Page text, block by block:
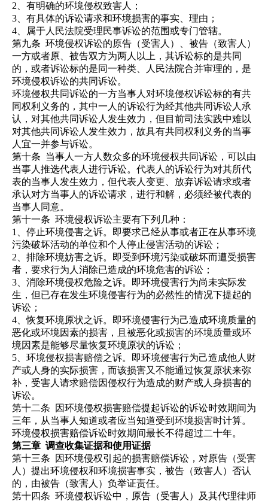
2 、有明确的环境侵权致害人；
3 、有具体的诉讼请求和环境损害的事实、理由；
4、属于人民法院受理民事诉讼的范围或专门管辖。
第九条 环境侵权诉讼的原告（受害人）、被告（致害人）
一方或者原、被告双方为两人以上，其诉讼标的是共同
的，或者诉讼标的是同一种类、人民法院合并审理的，是
环境侵权诉讼的共同诉讼。
环境侵权共同诉讼的一方当事人对环境侵权诉讼标的有共
同权利义务的，其中一人的诉讼行为经其他共同诉讼人承
认，对其他共同诉讼人发生效力，但目前司法实践中难以
对其他共同诉讼人发生效力，故具有共同权利义务的当事
人宜一并参与诉讼。
第十条 当事人一方人数众多的环境侵权共同诉讼，可以由
当事人推选代表人进行诉讼。代表人的诉讼行为对其所代
表的当事人发生效力，但代表人变更、放弃诉讼请求或者
承认对方当事人的诉讼请求，进行和解，必须经被代表的
当事人同意。
第十一条 环境侵权诉讼主要有下列几种：
1、停止环境侵害之诉。即要求己经从事或者正在从事环境
污染破坏活动的单位和个人 停止侵害活动的诉讼；
2、排除环境妨害之诉。即受到环境污染或破坏而遭受损害
者，要求行为人消除已造成的环境危害的诉讼；
3、消除环境侵权危险之诉。即环境侵害行为尚未实际发
生，但已存在发生环境侵害行为的必然性的情况下提起的
诉讼；
4、恢复环境原状之诉。即环境侵害行为己造成环境质量的
恶化或环境因素的损害，且被恶化或损害的环境质量或环
境因素是能够尽量恢复环境原状的诉讼；
5、环境侵权损害赔偿之诉。即环境侵害行为己造成他人财
产或人身的实际损害，而该损害又不能通过恢复原状来弥
补，受害人请求赔偿因侵权行为造成的财产或人身损害的
诉讼。
第十二条
因环境侵权损害赔偿提起诉讼的诉讼时效期间为
三年，从当事人知道或者应当知道受到环境损害时计算。
环境侵权损害赔偿诉讼时效期间最长不得超过二十年。
第三章 调查收集证据和使用证据
第十三条
因环境侵权引起的损害赔偿诉讼，对原告（受害
人）提出环境侵权和环境损害事实，被告（致害人）否认
的，由被告（致害人）负举证责任。
第十四条 环境侵权诉讼中，原告（受害人）及其代理律师